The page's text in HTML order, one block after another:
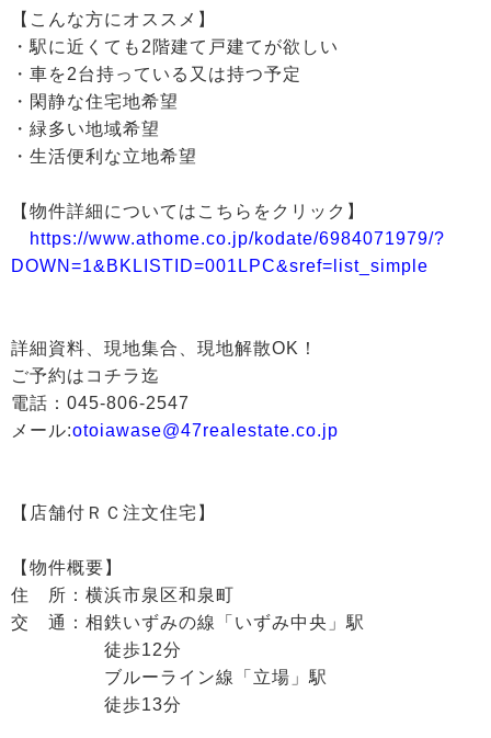
【こんな方にオススメ】
・駅に近くても2階建て戸建てが欲しい
・車を2台持っている又は持つ予定
・閑静な住宅地希望
・緑多い地域希望
・生活便利な立地希望
【物件詳細についてはこちらをクリック】
https://www.athome.co.jp/kodate/6984071979/?
DOWN=1&BKLISTID=001LPC&sref=list_simple
詳細資料、現地集合、現地解散OK！
ご予約はコチラ迄
電話：045-806-2547
メール:otoiawase@47realestate.co.jp
【店舗付ＲＣ注文住宅】
【物件概要】
住 所：横浜市泉区和泉町
交 通：相鉄いずみの線「いずみ中央」駅
徒歩12分
ブルーライン線「立場」駅
徒歩13分